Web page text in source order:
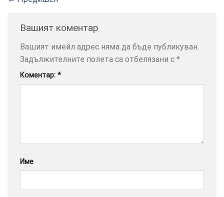
Вашият коментар
Вашият имейл адрес няма да бъде публикуван.
Задължителните полета са отбелязани с *
Коментар: *
Име
ТОЗИ
САЙТ
ИЗПОЛЗВА
ТУК.
УСЛУГИ ОПЦИИ